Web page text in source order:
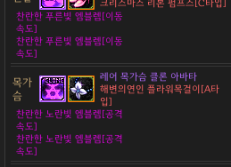
크리스마스 리본 펌프스[C타입]
찬란한 푸른빛 엠블렘[이동
속도]
찬란한 푸른빛 엠블렘[이동
속도]
목가
슴
레어 목가슴 클론 아바타
해변의연인 플라워목걸이[A타
입]
찬란한 노란빛 엠블렘[공격
속도]
찬란한 노란빛 엠블렘[공격
속도]